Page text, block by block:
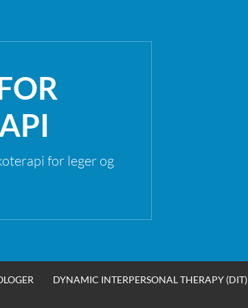
for leger og
DYNAMIC INTERPERSONAL THERAPY (DIT)